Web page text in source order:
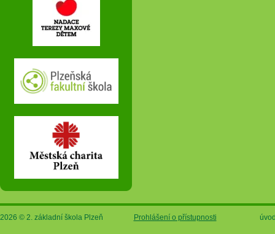
2026 © 2. základní škola Plzeň Prohlášení o přístupnosti